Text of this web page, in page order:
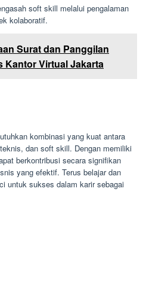
soft skill melalui pengalaman
kolaboratif.
Surat dan Panggilan
Kantor Virtual Jakarta
kombinasi yang kuat antara
dan soft skill. Dengan memiliki
berkontribusi secara signifikan
yang efektif. Terus belajar dan
untuk sukses dalam karir sebagai